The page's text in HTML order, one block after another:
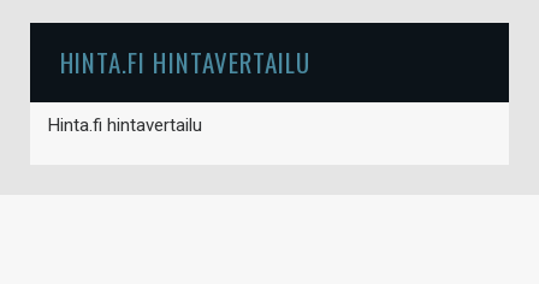
HINTA.FI HINTAVERTAILU
Hinta.fi hintavertailu